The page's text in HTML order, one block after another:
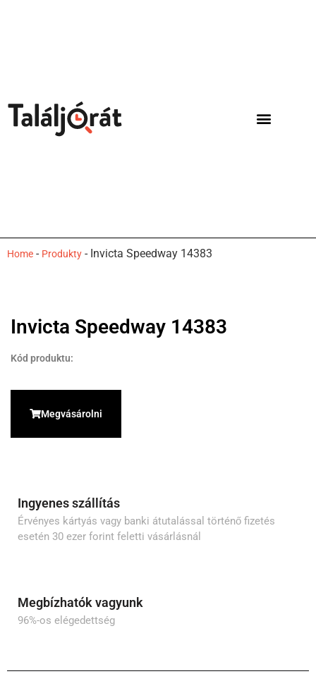
Home - Produkty - Invicta Speedway 14383
Invicta Speedway 14383
Kód produktu:
Megvásárolni
Ingyenes szállítás
Érvényes kártyás vagy banki átutalással történő fizetés
esetén 30 ezer forint feletti vásárlásnál
Megbízhatók vagyunk
96%-os elégedettség